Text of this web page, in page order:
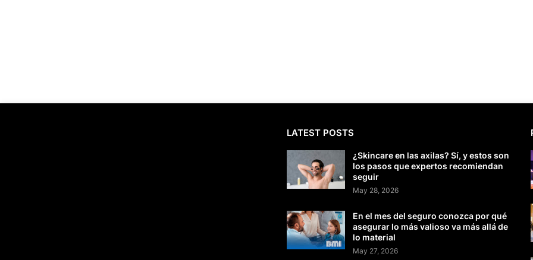
LATEST POSTS
¿Skincare en las axilas? Sí, y estos son
los pasos que expertos recomiendan
seguir
May 28, 2026
En el mes del seguro conozca por qué
asegurar lo más valioso va más allá de
lo material
May 27, 2026